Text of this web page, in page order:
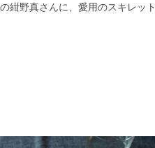
紺野真さんに、愛用のスキレット